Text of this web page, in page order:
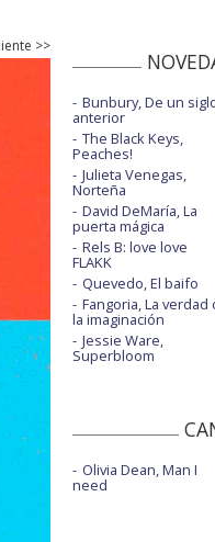
>>
Bunbury, De un
anterior
The Black Keys,
Peaches!
Julieta Venegas,
Norteña
David DeMaría, La
puerta mágica
Rels B: love love
FLAKK
Quevedo, El baifo
Fangoria, La verdad
la imaginación
Jessie Ware,
Superbloom
Olivia Dean, Man I
need